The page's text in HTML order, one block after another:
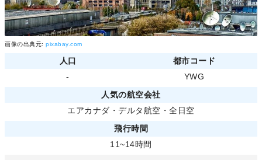
画像の出典元: pixabay.com
人口
都市コード
-
YWG
人気の航空会社
エアカナダ ・デルタ航空 ・全日空
飛行時間
11~14時間